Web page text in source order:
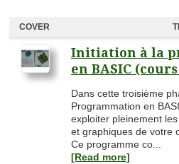
COVER
Initiation à la
en BASIC (cours
Dans cette troisième
Programmation en
exploiter pleinement
et graphiques de votre
Ce programme co...
[Read more]